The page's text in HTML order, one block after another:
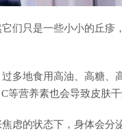
们只是一些小小的丘疹
多地食用高油、高糖、
营养素也会导致皮肤
虑的状态下，身体会